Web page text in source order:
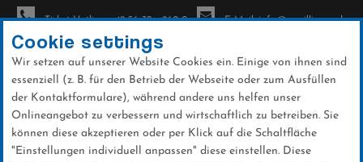
Direkt
zum
Inhalt
Ticket-Hotline: +49 56 32 - 960-0 E-Mail: info@sc-willingen.de
Cookie settings
Wir setzen auf unserer Website Cookies ein. Einige von ihnen sind
essenziell (z. B. für den Betrieb der Webseite oder zum Ausfüllen
der Kontaktformulare), während andere uns helfen unser
Onlineangebot zu verbessern und wirtschaftlich zu betreiben. Sie
können diese akzeptieren oder per Klick auf die Schaltfläche
"Einstellungen individuell anpassen" diese einstellen. Diese